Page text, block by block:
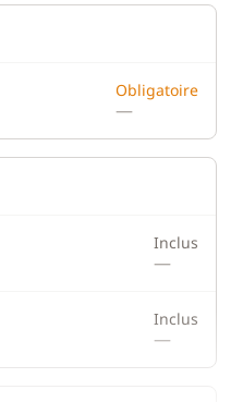
Obligatoire
—
Inclus
—
Inclus
—